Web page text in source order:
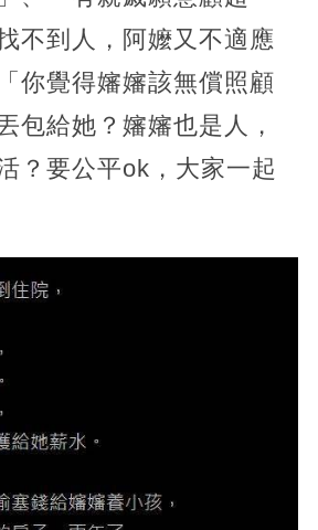
不到人，阿嬤又不適應
你覺得嬸嬸該無償照顧
包給她？嬸嬸也是人，
？要公平ok，大家一起